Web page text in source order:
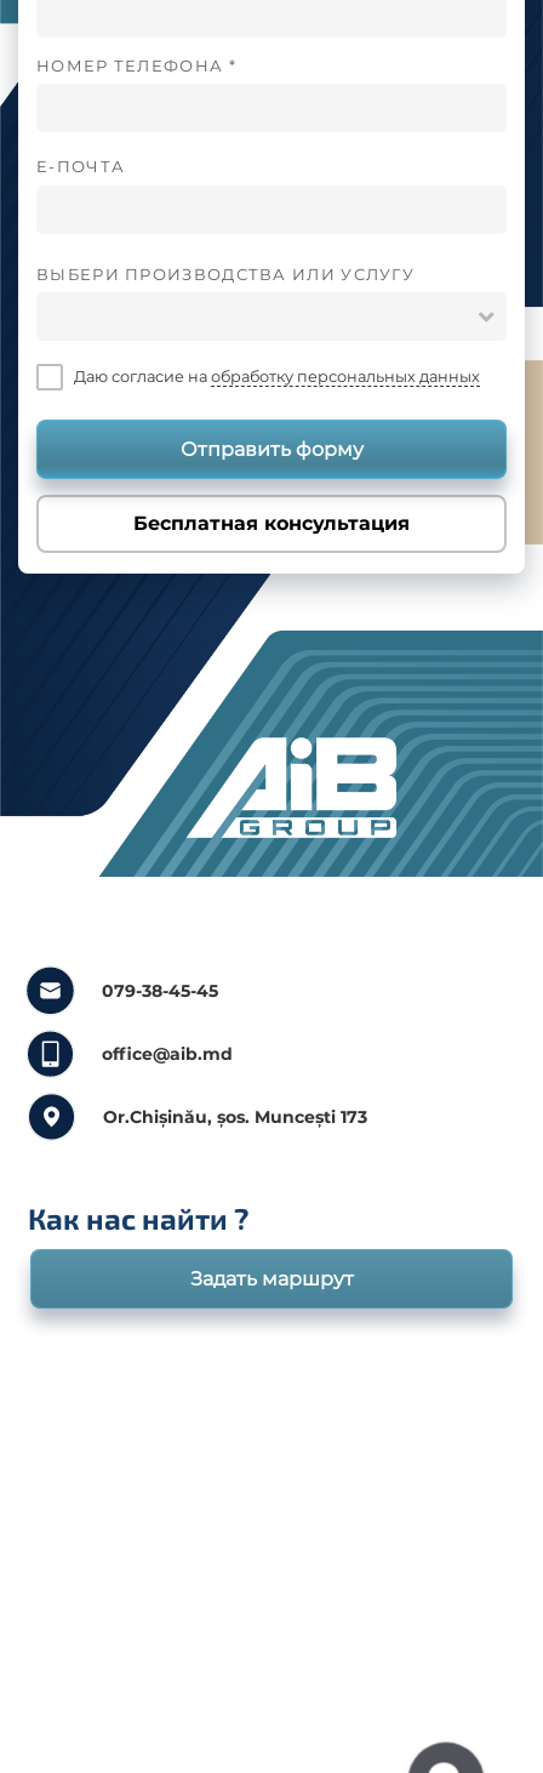
НОМЕР ТЕЛЕФОНА *
E-ПОЧТА
ВЫБЕРИ ПРОИЗВОДСТВА ИЛИ УСЛУГУ
Даю согласие на обработку персональных данных
Отправить форму
Бесплатная консультация
079-38-45-45
office@aib.md
Or.Chișinău, șos. Muncești 173
Как нас найти ?
Задать маршрут